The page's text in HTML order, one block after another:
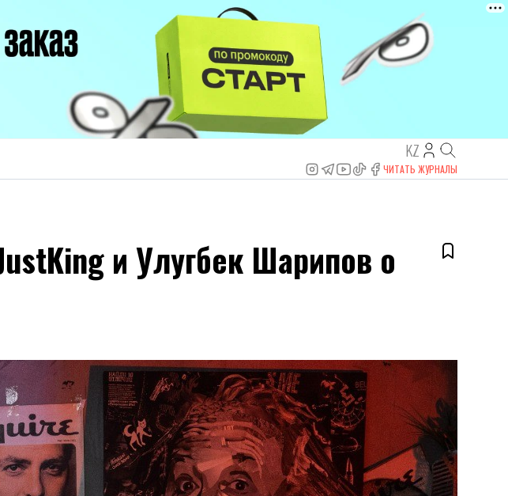
KZ
ЧИТАТЬ ЖУРНАЛЫ
и Улугбек Шарипов о